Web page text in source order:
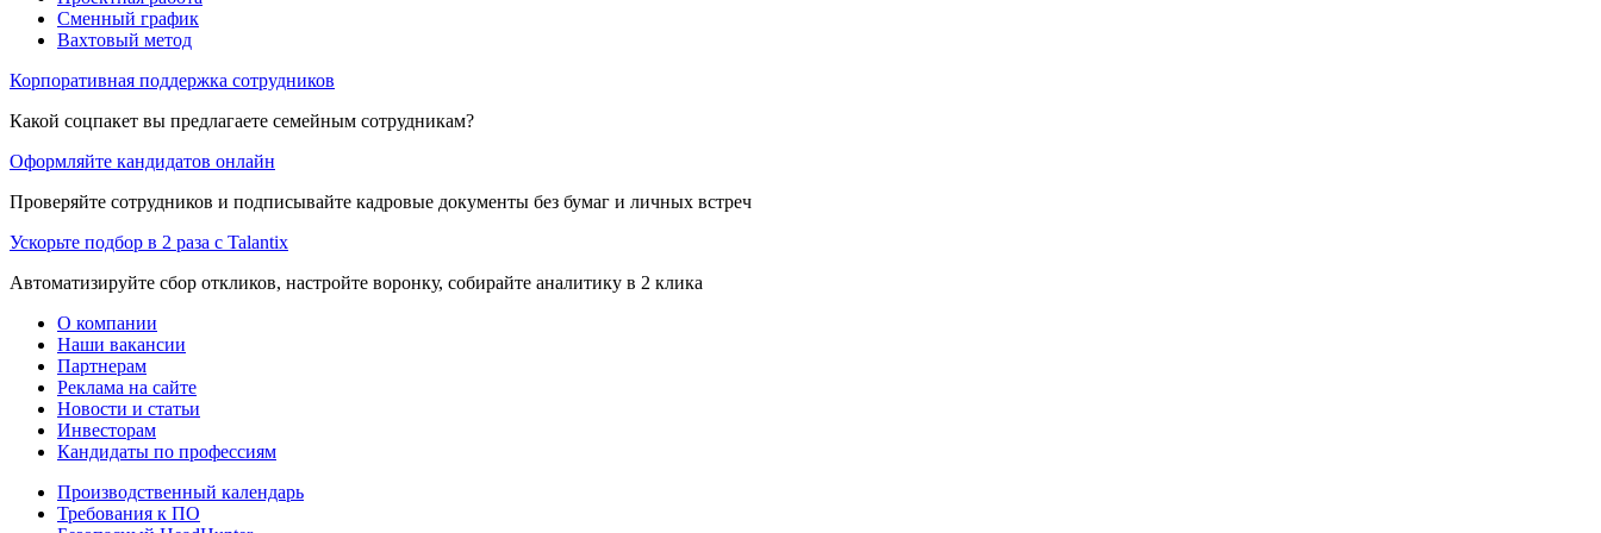
Сменный график
Вахтовый метод
Корпоративная поддержка сотрудников
Какой соцпакет вы предлагаете семейным сотрудникам?
Оформляйте кандидатов онлайн
Проверяйте сотрудников и подписывайте кадровые документы без бумаг и личных встреч
Ускорьте подбор в 2 раза с Talantix
Автоматизируйте сбор откликов, настройте воронку, собирайте аналитику в 2 клика
О компании
Наши вакансии
Партнерам
Реклама на сайте
Новости и статьи
Инвесторам
Кандидаты по профессиям
Производственный календарь
Требования к ПО